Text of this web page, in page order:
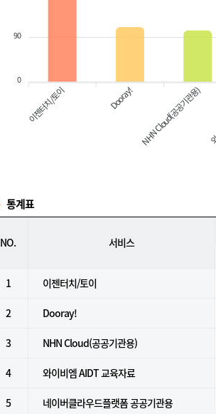
90
0
이젠터치/토이 Dooray! NHN Cloud(공공기관용)
통계표
NO. 서비스
1
이젠터치/토이
2 Dooray!
3 NHN Cloud(공공기관용)
4 와이비엠 AIDT 교육자료
5 네이버클라우드플랫폼 공공기관용